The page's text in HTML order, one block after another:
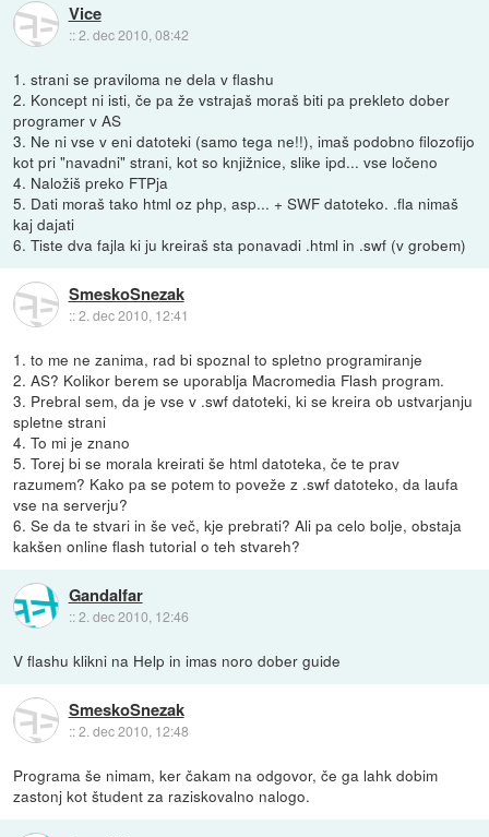
Vice
::2. dec 2010, 08:42
1. strani se praviloma ne dela v flashu
2. Koncept ni isti, če pa že vstrajaš moraš biti pa prekleto dober
programer v AS
3. Ne ni vse v eni datoteki (samo tega ne!!), imaš podobno filozofijo
kot pri "navadni" strani, kot so knjižnice, slike ipd... vse ločeno
4. Naložiš preko FTPja
5. Dati moraš tako html oz php, asp... + SWF datoteko. .fla nimaš
kaj dajati
6. Tiste dva fajla ki ju kreiraš sta ponavadi .html in .swf (v grobem)
SmeskoSnezak
::2. dec 2010, 12:41
1. to me ne zanima, rad bi spoznal to spletno programiranje
2. AS? Kolikor berem se uporablja Macromedia Flash program.
3. Prebral sem, da je vse v .swf datoteki, ki se kreira ob ustvarjanju
spletne strani
4. To mi je znano
5. Torej bi se morala kreirati še html datoteka, če te prav
razumem? Kako pa se potem to poveže z .swf datoteko, da laufa
vse na serverju?
6. Se da te stvari in še več, kje prebrati? Ali pa celo bolje, obstaja
kakšen online flash tutorial o teh stvareh?
Gandalfar
::2. dec 2010, 12:46
V flashu klikni na Help in imas noro dober guide
SmeskoSnezak
::2. dec 2010, 12:48
Programa še nimam, ker čakam na odgovor, če ga lahk dobim
zastonj kot študent za raziskovalno nalogo.